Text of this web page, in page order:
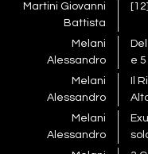
Martini Giovanni
Battista
Melani
Alessandro
e
Melani
Alessandro
Il
Melani
Alessandro